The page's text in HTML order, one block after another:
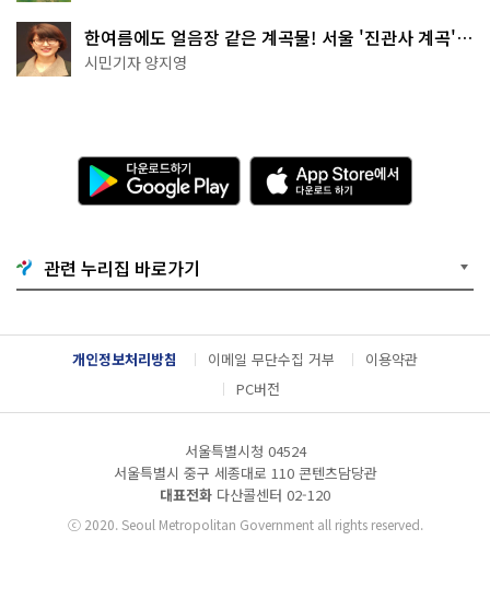
한여름에도 얼음장 같은 계곡물! 서울 '진관사 계곡'이
천국이네~
시민기자 양지영
다
운
로
기
G
o
g
l
e
A
p
p
e
서
다
운
관련 누리집 바로가기
개인정보처리방침 이메일 무단수집 거부
이용약관
PC버전
서울특별시청 04524
서울특별시 중구 세종대로 110 콘텐츠담당관
대표전화 다산콜센터 02-120
ⓒ2020. Seoul Metropolitan Government all rights reserved.